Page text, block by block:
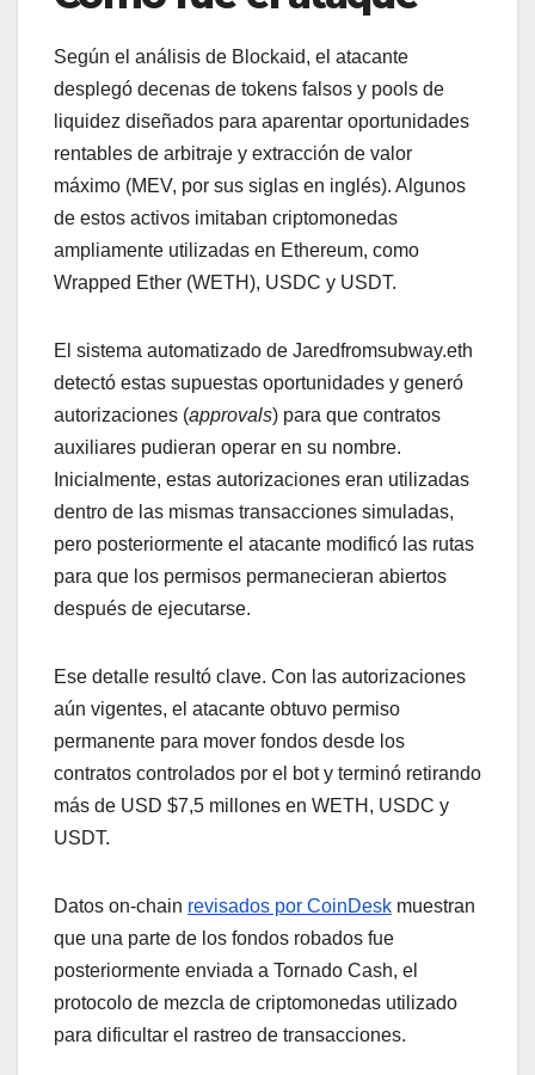
Según el análisis de Blockaid, el atacante
desplegó decenas de tokens falsos y pools de
liquidez diseñados para aparentar oportunidades
rentables de arbitraje y extracción de valor
máximo (MEV, por sus siglas en inglés). Algunos
de estos activos imitaban criptomonedas
ampliamente utilizadas en Ethereum, como
Wrapped Ether (WETH), USDC y USDT.
El sistema automatizado de Jaredfromsubway.eth
detectó estas supuestas oportunidades y generó
autorizaciones (approvals) para que contratos
auxiliares pudieran operar en su nombre.
Inicialmente, estas autorizaciones eran utilizadas
dentro de las mismas transacciones simuladas,
pero posteriormente el atacante modificó las rutas
para que los permisos permanecieran abiertos
después de ejecutarse.
Ese detalle resultó clave. Con las autorizaciones
aún vigentes, el atacante obtuvo permiso
permanente para mover fondos desde los
contratos controlados por el bot y terminó retirando
más de USD $7,5 millones en WETH, USDC y
USDT.
Datos on-chain revisados por CoinDesk muestran
que una parte de los fondos robados fue
posteriormente enviada a Tornado Cash, el
protocolo de mezcla de criptomonedas utilizado
para dificultar el rastreo de transacciones.